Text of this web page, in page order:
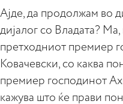
Ајде, да продолжам во
дијалог со Владата?
претходниот премиер
Ковачевски, со каква
премиер господинот
кажува што ќе прави